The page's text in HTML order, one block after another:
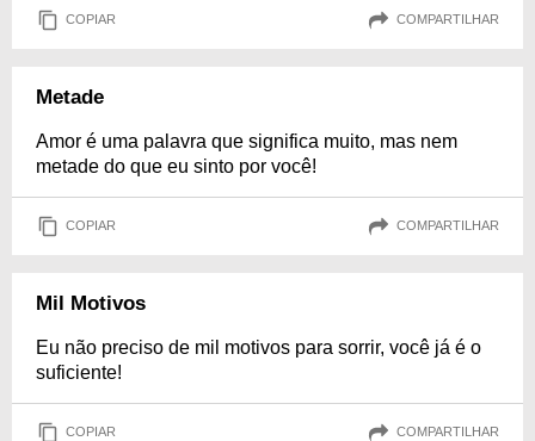
COPIAR COMPARTILHAR
Metade
Amor é uma palavra que significa muito, mas nem
metade do que eu sinto por você!
COPIAR COMPARTILHAR
Mil Motivos
Eu não preciso de mil motivos para sorrir, você já é o
suficiente!
COPIAR COMPARTILHAR